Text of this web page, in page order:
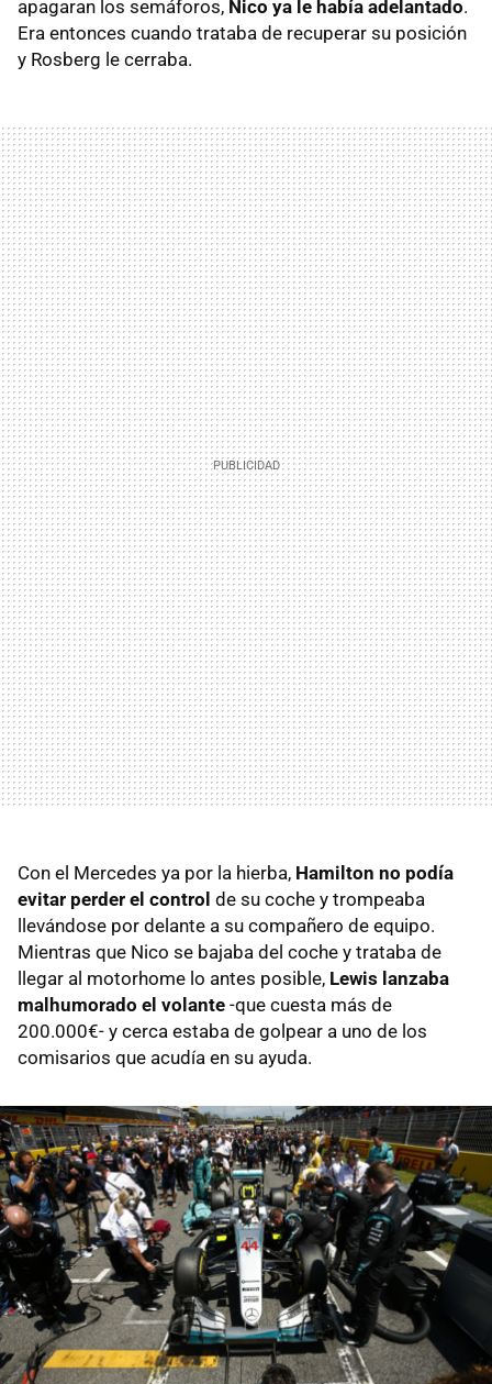
apagaran los semáforos, Nico ya le había adelantado.
Era entonces cuando trataba de recuperar su posición
y Rosberg le cerraba.
Con el Mercedes ya por la hierba, Hamilton no podía
evitar perder el control de su coche y trompeaba
llevándose por delante a su compañero de equipo.
Mientras que Nico se bajaba del coche y trataba de
llegar al motorhome lo antes posible, Lewis lanzaba
malhumorado el volante -que cuesta más de
200.000€- y cerca estaba de golpear a uno de los
comisarios que acudía en su ayuda.